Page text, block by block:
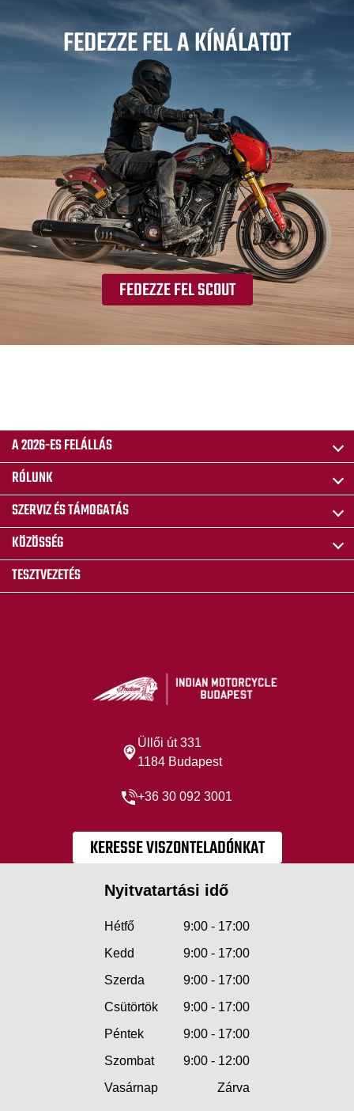
FEDEZZE FEL A KÍNÁLATOT
FEDEZZE FEL SCOUT
A 2026-ES FELÁLLÁS
RÓLUNK
SZERVIZ ÉS TÁMOGATÁS
KÖZÖSSÉG
TESZTVEZETÉS
Üllői út 331
1184 Budapest
+36 30 092 3001
KERESSE VISZONTELADÓNKAT
Nyitvatartási idő
Hétfő
9:00 - 17:00
Kedd
9:00 - 17:00
Szerda
9:00 - 17:00
Csütörtök
9:00 - 17:00
Péntek
9:00 - 17:00
Szombat
9:00 - 12:00
Vasárnap
Zárva